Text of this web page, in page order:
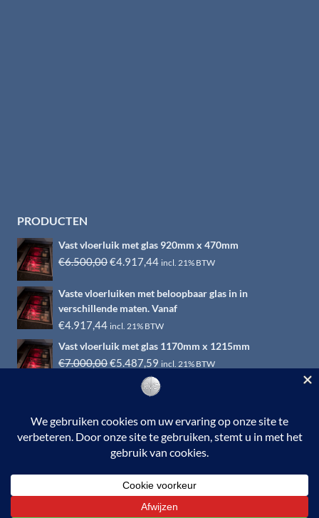
PRODUCTEN
Vast vloerluik met glas 920mm x 470mm
€6.500,00Oorspronkelijke
was:
€6.500,00.
€4.917,44Huidige
is:
€4.917,44.
incl. 21% BTW
Vaste vloerluiken met beloopbaar glas in in
verschillende maten. Vanaf
€4.917,44 incl. 21% BTW
Vast vloerluik met glas 1170mm x 1215mm
€7.000,00Oorspronkelijke
€5.487,59 Huidige
prijs
is:
incl. 21% BTW
© 2026 RVS-woonwinkel.nl is een onderdeel van HTI-RVS |
BTW nr. NL002145483B31 | KvKnr. 09088773 | NL95
RABO 010.12.95.251 | Web ontwerp:EYE-
GRAPHICSOtterlo.